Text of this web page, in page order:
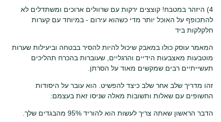
4) היזהר במטבח! קוצצים ירקות עם שרוולים ארוכים ומשתדלים לא
להתכופף על האוכל יותר מדי כשהוא עירום - במיוחד עם קערות
חלקלקות ביד
המאמר עוסק כולו במאבק שיכול להיות להסיר בבטחה וביעילות שערות
מוטבעות מאצבעות הידיים והרגליים, שעוברות בהכרח תהליכים
תעשייתיים רבים שמקשים מאוד על הסרתן.
זהו מדריך שלב אחר שלב כיצד להפשיט. הוא עובר על היסודות
החשופים עם שאלות ותשובות מאלה שניסו זאת בעצמם:
הדבר הראשון שאתה צריך לעשות הוא להוריד 95% מהבגדים שלך.